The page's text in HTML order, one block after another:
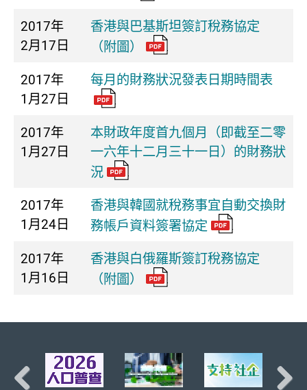
2017年
2月17日
香港與巴基斯坦簽訂稅務協定
（附圖）
2017年
1月27日
每月的財務狀況發表日期時間表
2017年
1月27日
本財政年度首九個月（即截至二零
一六年十二月三十一日）的財務狀
況
2017年
1月24日
香港與韓國就稅務事宜自動交換財
務帳戶資料簽署協定
2017年
1月16日
香港與白俄羅斯簽訂稅務協定
（附圖）
頁首